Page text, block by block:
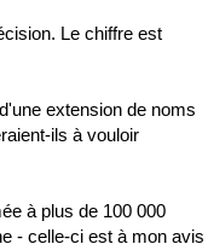
Le chiffre est
extension de noms
ils à vouloir
à plus de 100 000
- celle-ci est à mon avis